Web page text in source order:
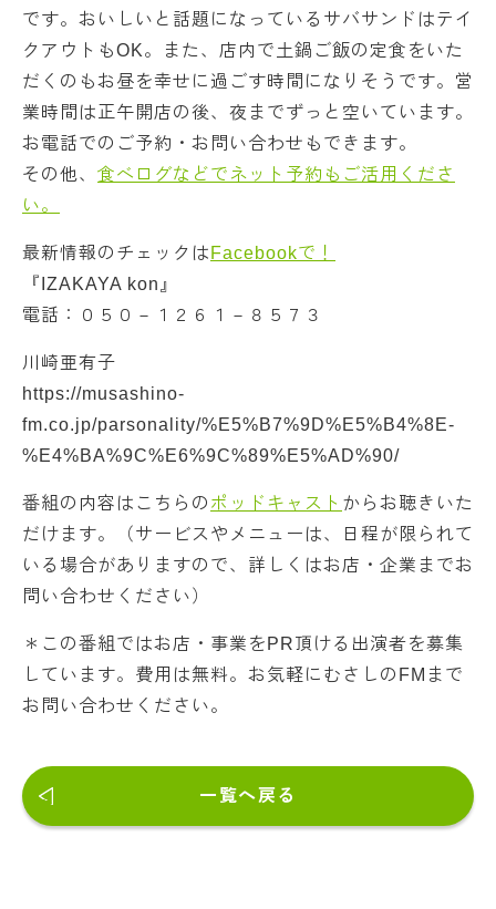
です。おいしいと話題になっているサバサンドはテイ
クアウトもOK。また、店内で土鍋ご飯の定食をいた
だくのもお昼を幸せに過ごす時間になりそうです。営
業時間は正午開店の後、夜までずっと空いています。
お電話でのご予約・お問い合わせもできます。
その他、 食べログなどでネット予約もご活用くださ
い。
最新情報のチェックは Facebookで！
『IZAKAYA kon』
電話：０５０－１２６１－８５７３
川崎亜有子
https://musashino-
fm.co.jp/parsonality/%E5%B7%9D%E5%B4%8E-
%E4%BA%9C%E6%9C%89%E5%AD%90/
番組の内容はこちらの ポッドキャスト からお聴きいた
だけます。（サービスやメニューは、日程が限られて
いる場合がありますので、詳しくはお店・企業までお
問い合わせください）
＊この番組ではお店・事業をPR頂ける出演者を募集
しています。費用は無料。お気軽にむさしのFMまで
お問い合わせください。
一覧へ戻る